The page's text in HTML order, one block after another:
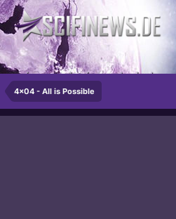
...isse cremig - isse wahnsinn!
4x04 - All is Possible